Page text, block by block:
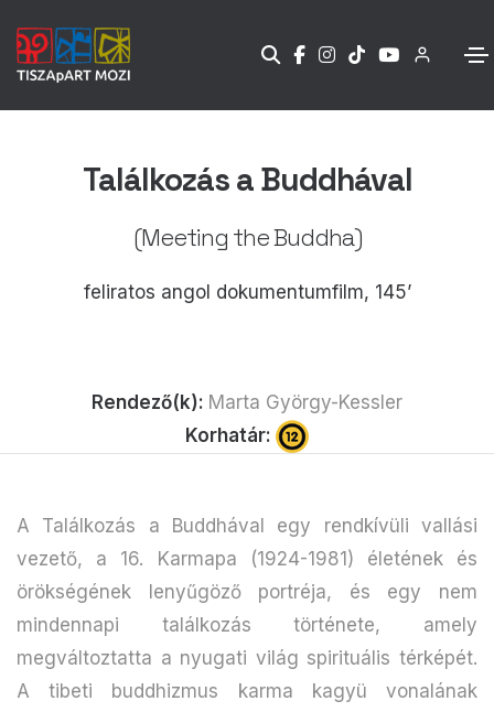
Találkozás a Buddhával
(Meeting the Buddha)
feliratos angol dokumentumfilm, 145’
Rendező(k): Marta György-Kessler
Korhatár:
A Találkozás a Buddhával egy rendkívüli vallási
vezető, a 16. Karmapa (1924-1981) életének és
örökségének lenyűgöző portréja, és egy nem
mindennapi találkozás története, amely
megváltoztatta a nyugati világ spirituális térképét.
A tibeti buddhizmus karma kagyü vonalának